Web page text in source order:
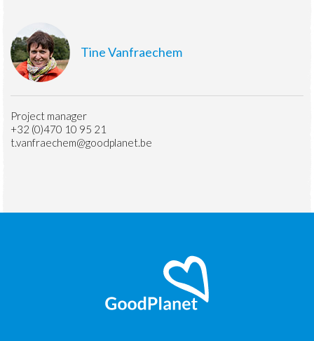
Tine Vanfraechem
Project manager
+32 (0)470 10 95 21
t.vanfraechem@goodplanet.be